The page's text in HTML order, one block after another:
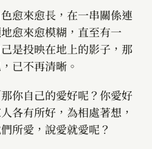
愈來愈長，在一串關係連
愈來愈模糊，直至有一
是投映在地上的影子，那
已不再清晰。
你自己的愛好呢？你愛好
各有所好，為相處著想，
所愛，說愛就愛呢？